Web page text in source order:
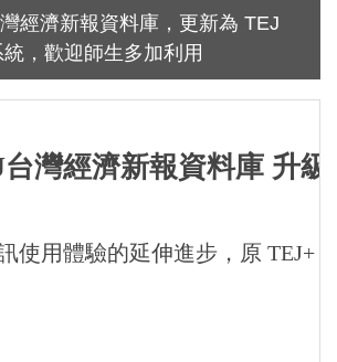
經濟新報資料庫，更新為 TEJ
，歡迎師生多加利用
灣經濟新報資料庫 升
使用體驗的延伸進步，原 TEJ+